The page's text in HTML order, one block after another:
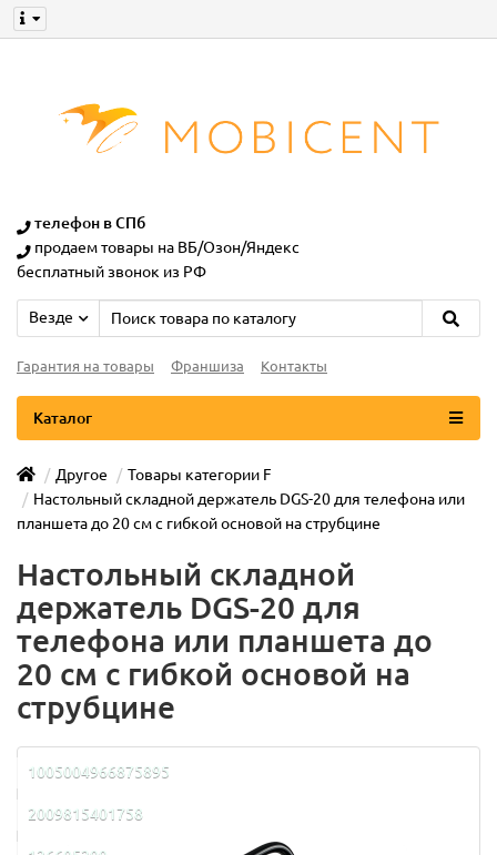
телефон в СПб
продаем товары на ВБ/Озон/Яндекс
бесплатный звонок из РФ
Везде
Гарантия на товары Франшиза Контакты
Каталог
Другое
Товары категории F
Настольный складной держатель DGS-20 для телефона или
планшета до 20 см с гибкой основой на струбцине
Настольный складной
держатель DGS-20 для
телефона или планшета до
20 см с гибкой основой на
струбцине
1005004966875895
2009815401758